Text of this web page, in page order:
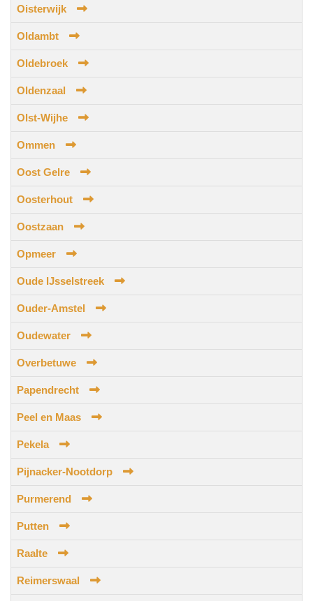
Oisterwijk
Oldambt
Oldebroek
Oldenzaal
Olst-Wijhe
Ommen
Oost Gelre
Oosterhout
Oostzaan
Opmeer
Oude IJsselstreek
Ouder-Amstel
Oudewater
Overbetuwe
Papendrecht
Peel en Maas
Pekela
Pijnacker-Nootdorp
Purmerend
Putten
Raalte
Reimerswaal